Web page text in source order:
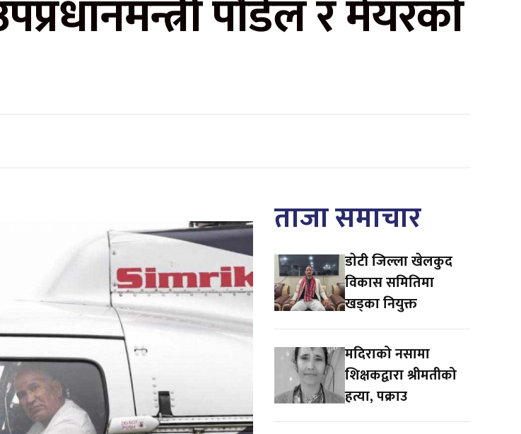
पौडेल र मेयरको
ताजा समाचार
डाेटी जिल्ला खेलकुद
विकास समितिमा
खड्का नियुक्त
मदिराको नसामा
शिक्षकद्वारा श्रीमतीको
हत्या, पक्राउ